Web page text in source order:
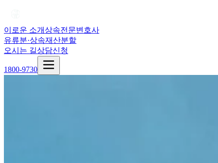
이로운 소개상속전문변호사
유류분·상속재산분할
오시는 길상담신청
1800-9730